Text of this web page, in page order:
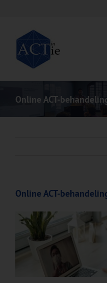
Online ACT-
Online ACT-